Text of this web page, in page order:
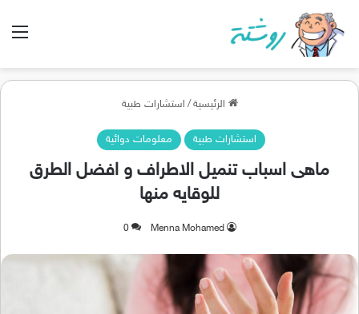
الرئيسية / استشارات طبية
استشارات طبية معلومات دوائية
ماهى اسباب تنميل الاطراف و افضل الطرق
للوقايه منها
Menna Mohamed
0